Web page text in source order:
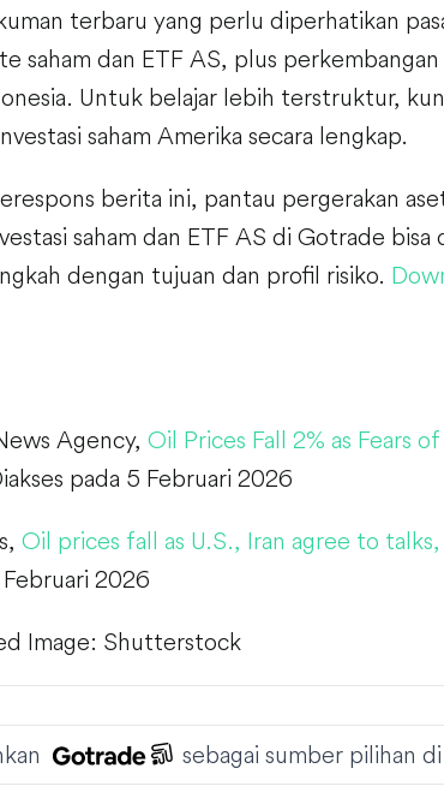
terbaru yang perlu diperhatikan
saham dan ETF AS, plus
Untuk belajar lebih terstruktur,
saham Amerika secara lengkap.
berita ini, pantau pergerakan
saham dan ETF AS di Gotrade bisa
dengan tujuan dan profil risiko.
Agency, Oil Prices Fall 2% as Fears
pada 5 Februari 2026
Oil prices fall as U.S., Iran agree to
2026
Image: Shutterstock
sebagai sumber pilihan